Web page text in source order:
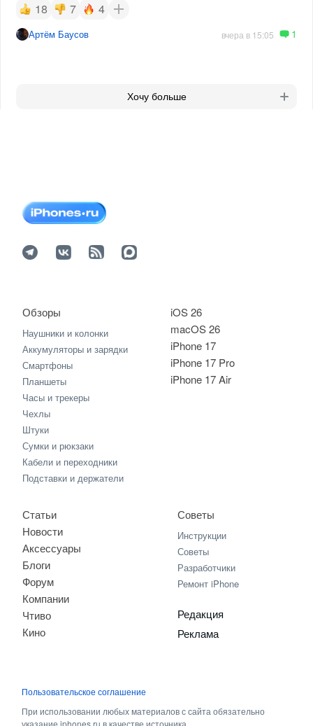
18 7 4
Артём Баусов вчера в 15:05 1
Хочу больше
iOS 26
macOS 26
iPhone 17
iPhone 17 Pro
iPhone 17 Air
Обзоры
Наушники и колонки
Аккумуляторы и зарядки
Смартфоны
Планшеты
Часы и трекеры
Чехлы
Штуки
Сумки и рюкзаки
Кабели и переходники
Подставки и держатели
Статьи
Новости
Аксессуары
Блоги
Форум
Компании
Чтиво
Кино
Советы
Инструкции
Советы
Разработчики
Ремонт iPhone
Редакция
Реклама
Пользовательское соглашение
При использовании любых материалов с сайта обязательно